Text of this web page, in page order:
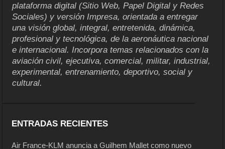
plataforma digital (Sitio Web, Papel Digital y Redes
Sociales) y versión Impresa, orientada a entregar
una visión global, integral, entretenida, dinámica,
profesional y tecnológica, de la aeronáutica nacional
e internacional. Incorpora temas relacionados con la
aviación civil, ejecutiva, comercial, militar, industrial,
experimental, entrenamiento, deportivo, social y
cultural.
ENTRADAS RECIENTES
Air France-KLM anuncia a Guilhem Mallet como nuevo